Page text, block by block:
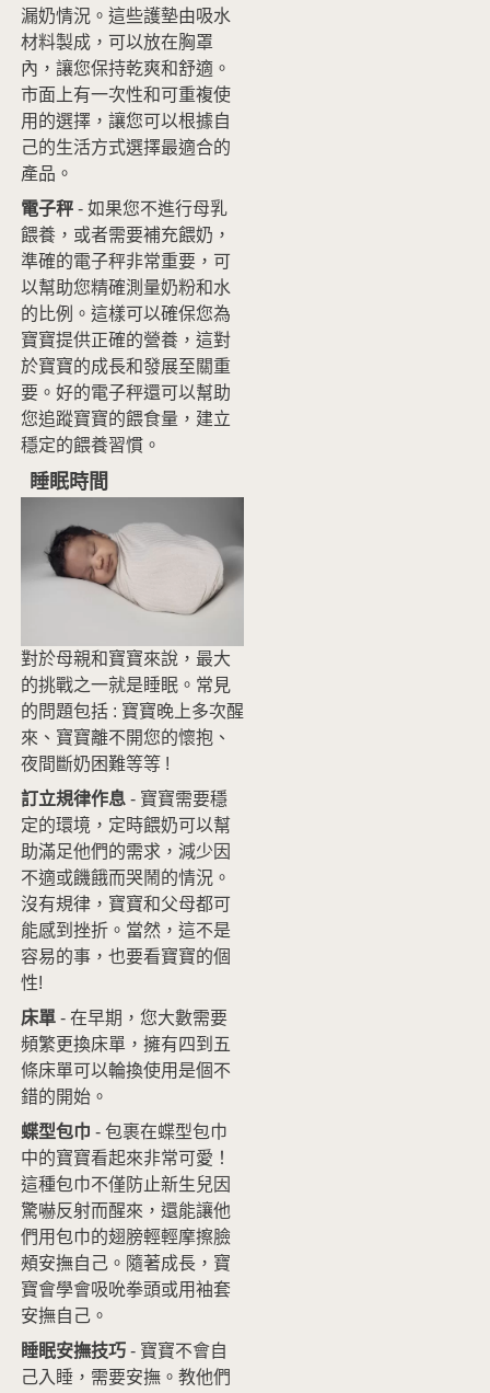
漏奶情況。這些護墊由吸水
材料製成，可以放在胸罩
內，讓您保持乾爽和舒適。
市面上有一次性和可重複使
用的選擇，讓您可以根據自
己的生活方式選擇最適合的
產品。
電子秤 - 如果您不進行母乳
餵養，或者需要補充餵奶，
準確的電子秤非常重要，可
以幫助您精確測量奶粉和水
的比例。這樣可以確保您為
寶寶提供正確的營養，這對
於寶寶的成長和發展至關重
要。好的電子秤還可以幫助
您追蹤寶寶的餵食量，建立
穩定的餵養習慣。
睡眠時間
對於母親和寶寶來說，最大
的挑戰之一就是睡眠。常見
的問題包括 : 寶寶晚上多次醒
來、寶寶離不開您的懷抱、
夜間斷奶困難等等 !
訂立規律作息 - 寶寶需要穩
定的環境，定時餵奶可以幫
助滿足他們的需求，減少因
不適或饑餓而哭鬧的情況。
沒有規律，寶寶和父母都可
能感到挫折。當然，這不是
容易的事，也要看寶寶的個
性!
床單 - 在早期，您大數需要
頻繁更換床單，擁有四到五
條床單可以輪換使用是個不
錯的開始。
蝶型包巾 - 包裹在蝶型包巾
中的寶寶看起來非常可愛！
這種包巾不僅防止新生兒因
驚嚇反射而醒來，還能讓他
們用包巾的翅膀輕輕摩擦臉
頰安撫自己。隨著成長，寶
寶會學會吸吮拳頭或用袖套
安撫自己。
睡眠安撫技巧 - 寶寶不會自
己入睡，需要安撫。教他們